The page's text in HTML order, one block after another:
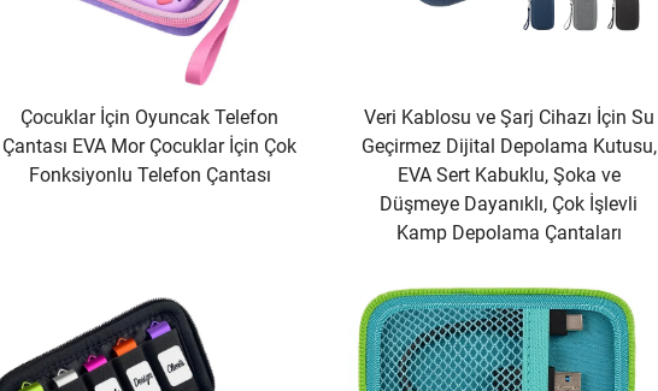
Çocuklar İçin Oyuncak Telefon
Çantası EVA Mor Çocuklar İçin Çok
Fonksiyonlu Telefon Çantası
Veri Kablosu ve Şarj Cihazı İçin Su
Geçirmez Dijital Depolama Kutusu,
EVA Sert Kabuklu, Şoka ve
Düşmeye Dayanıklı, Çok İşlevli
Kamp Depolama Çantaları